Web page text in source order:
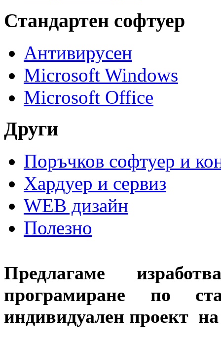
Стандартен софтуер
Антивирусен
Microsoft Windows
Microsoft Office
Други
Поръчков софтуер и
Хардуер и сервиз
WEB дизайн
Полезно
Предлагаме
програмиране по
индивидуален проект